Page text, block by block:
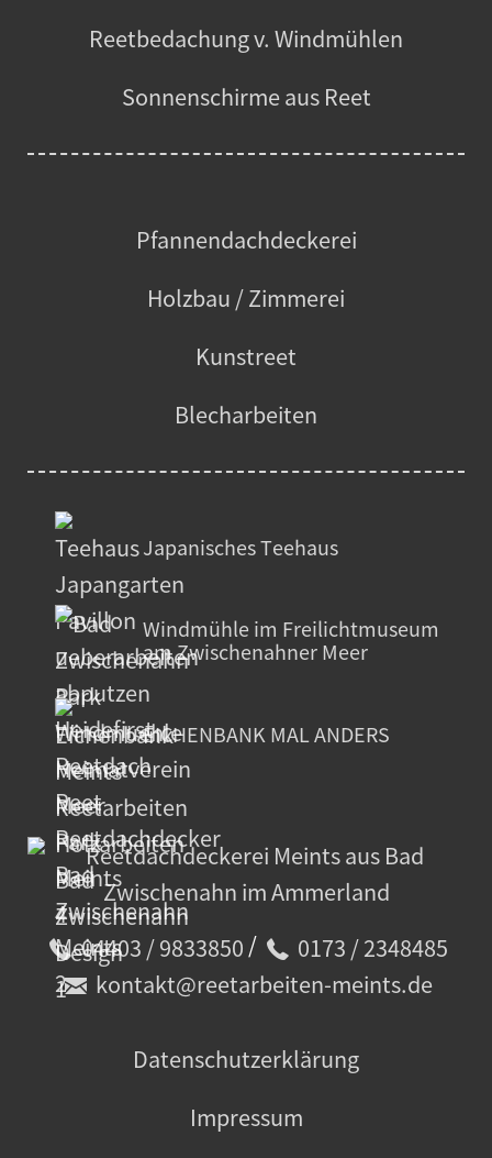
Reetbedachung v. Windmühlen
Sonnenschirme aus Reet
Pfannendachdeckerei
Holzbau / Zimmerei
Kunstreet
Blecharbeiten
Japanisches Teehaus
Windmühle im Freilichtmuseum
am Zwischenahner Meer
EICHENBANK MAL ANDERS
04403 / 9833850 /
0173 / 2348485
kontakt@reetarbeiten-meints.de
Datenschutzerklärung
Impressum